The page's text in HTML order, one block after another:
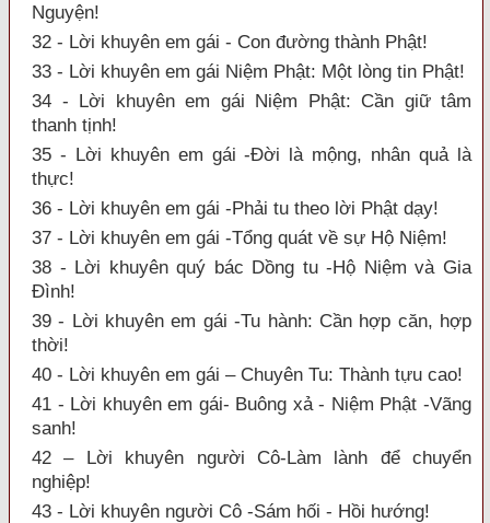
Nguyện!
32 - Lời khuyên em gái - Con đường thành Phật!
33 - Lời khuyên em gái Niệm Phật: Một lòng tin Phật!
34 - Lời khuyên em gái Niệm Phật: Cần giữ tâm
thanh tịnh!
35 - Lời khuyên em gái -Đời là mộng, nhân quả là
thực!
36 - Lời khuyên em gái -Phải tu theo lời Phật dạy!
37 - Lời khuyên em gái -Tổng quát về sự Hộ Niệm!
38 - Lời khuyên quý bác Dồng tu -Hộ Niệm và Gia
Đình!
39 - Lời khuyên em gái -Tu hành: Cần hợp căn, hợp
thời!
40 - Lời khuyên em gái – Chuyên Tu: Thành tựu cao!
41 - Lời khuyên em gái- Buông xả - Niệm Phật -Vãng
sanh!
42 – Lời khuyên người Cô-Làm lành để chuyển
nghiệp!
43 - Lời khuyên người Cô -Sám hối - Hồi hướng!